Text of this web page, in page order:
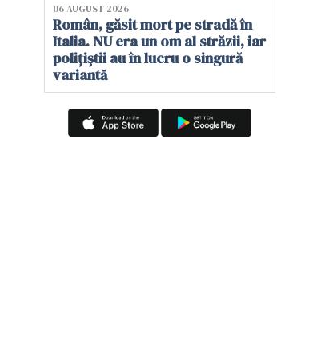
06 AUGUST 2026
Român, găsit mort pe stradă în
Italia. NU era un om al străzii, iar
polițiștii au în lucru o singură
variantă